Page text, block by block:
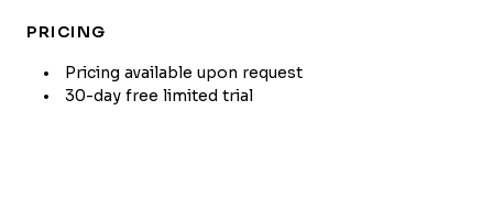
PRICING
Pricing available upon request
30-day free limited trial